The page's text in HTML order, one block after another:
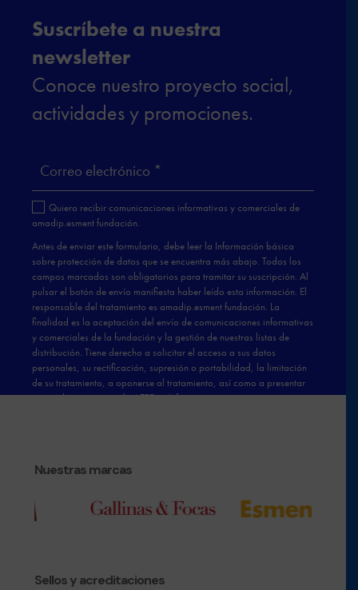
Nuestras marcas
Sellos y acreditaciones